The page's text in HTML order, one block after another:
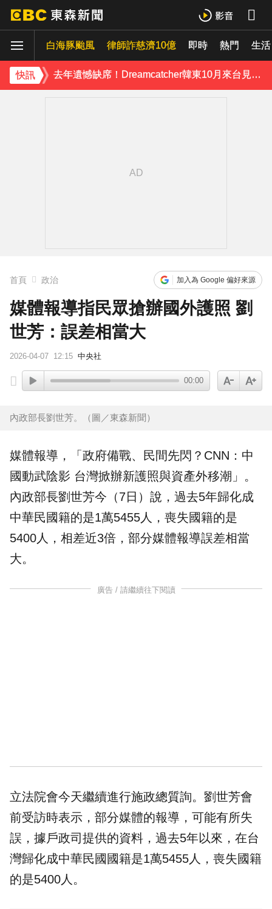
白海豚颱風 律師詐慈濟10億 即時 熱門 生活
快訊
資深男星爆離世！後輩發文哀悼 享年72歲
去年遺憾缺席！Dreamcatcher韓東10月來台見粉絲 喊話：想彌補那一天
首頁 政治 加入為 Google 偏好來源
媒體報導指民眾搶辦國外護照 劉
世芳：誤差相當大
2026-04-07 12:15 中央社
00:00
內政部長劉世芳。（圖／東森新聞）
媒體報導，「政府備戰、民間先閃？CNN： 中
國動武陰影 台灣掀辦新護照與資產外移潮」。
內政部長劉世芳今（7日）說，過去5年歸化成
中華民 國籍的是1萬5455人，喪失國籍的是
5400人，相差近3倍，部分媒體報導誤差相當
大。
廣告 / 請繼續往下閱讀
立法院會今天繼續進行施政總質詢。劉世芳會
前受訪時表示，部分媒體的報導，可能有所失
誤，據戶政司提供的資料，過去5年以來，在台
灣歸化成中華民國國籍是1萬5455人，喪失國籍
的是5400人。